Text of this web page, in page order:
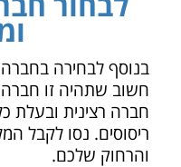
בנוסף לבחירה
חשוב שתהיה זו חברה
חברה רצינית ובעלת
ריסוסים. נסו לקבל
והרחוק שלכם.